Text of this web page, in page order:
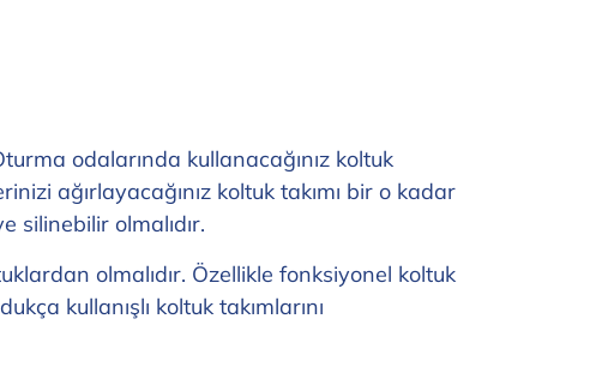
odalarında kullanacağınız koltuk
ağırlayacağınız koltuk takımı bir o kadar
silinebilir olmalıdır.
olmalıdır. Özellikle fonksiyonel koltuk
kullanışlı koltuk takımlarını